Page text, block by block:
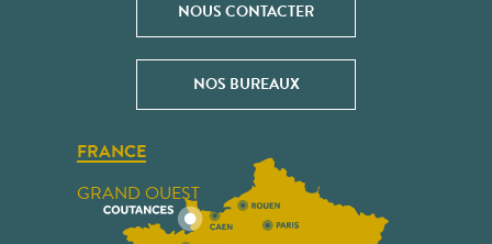
NOUS CONTACTER
NOS BUREAUX
FRANCE
GRAND OUEST